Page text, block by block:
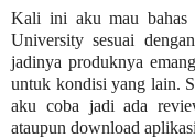
Kali ini aku mau bahas
University sesuai
jadinya produknya
untuk kondisi yang lain.
aku coba jadi ada
ataupun download